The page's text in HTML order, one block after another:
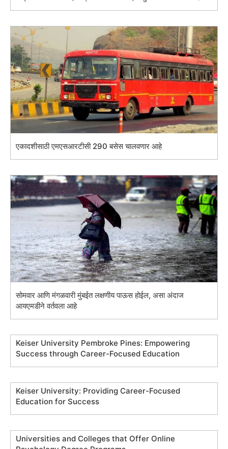
एकादशीसाठी एमएसआरटीसी 290 बसेस चालवणार आहे
सोमवार आणि मंगळवारी मुंबईत लक्षणीय पाऊस होईल, असा अंदाज
आयएमडीने वर्तवला आहे
Keiser University Pembroke Pines: Empowering
Success through Career-Focused Education
Keiser University: Providing Career-Focused
Education for Success
Universities and Colleges that Offer Online